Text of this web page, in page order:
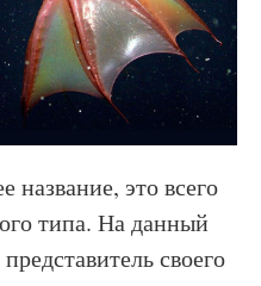
это всего
типа. На данный
своего